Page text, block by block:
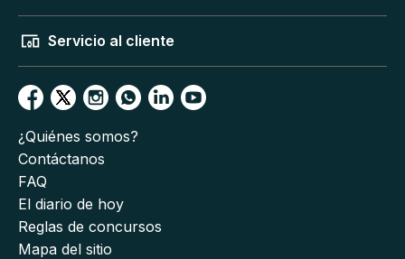
Servicio al cliente
¿Quiénes somos?
Contáctanos
FAQ
El diario de hoy
Reglas de concursos
Mapa del sitio